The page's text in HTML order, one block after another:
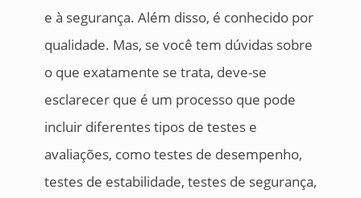
e à segurança. Além disso, é conhecido por
qualidade. Mas, se você tem dúvidas sobre
o que exatamente se trata, deve-se
esclarecer que é um processo que pode
incluir diferentes tipos de testes e
avaliações, como testes de desempenho,
testes de estabilidade, testes de segurança,